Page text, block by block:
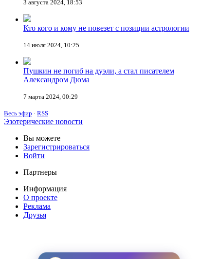
3 августа 2024, 18:53
Кто кого и кому не повезет с позиции астрологии
14 июля 2024, 10:25
Пушкин не погиб на дуэли, а стал писателем
Александром Дюма
7 марта 2024, 00:29
Весь эфир · RSS
Эзотерические новости
Вы можете
Зарегистрироваться
Войти
Партнеры
Информация
О проекте
Реклама
Друзья